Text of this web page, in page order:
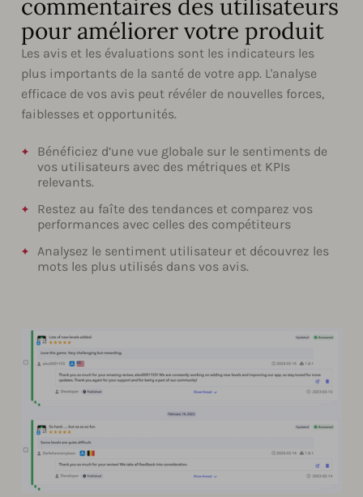
commentaires des utilisateurs
pour améliorer votre produit
Les avis et les évaluations sont les indicateurs les
plus importants de la santé de votre app. L'analyse
efficace de vos avis peut révéler de nouvelles forces,
faiblesses et opportunités.
Bénéficiez d’une vue globale sur le sentiments de
vos utilisateurs avec des métriques et KPIs
relevants.
Restez au faîte des tendances et comparez vos
performances avec celles des compétiteurs
Analysez le sentiment utilisateur et découvrez les
mots les plus utilisés dans vos avis.